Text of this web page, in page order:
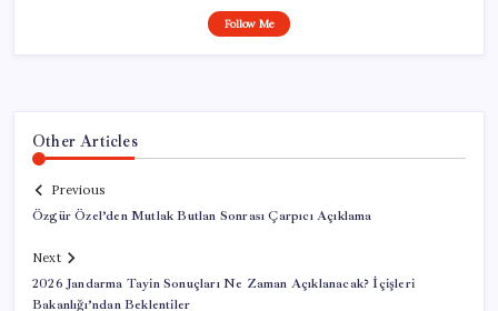
Follow Me
Other Articles
Previous
Özgür Özel’den Mutlak Butlan Sonrası Çarpıcı Açıklama
Next
2026 Jandarma Tayin Sonuçları Ne Zaman Açıklanacak? İçişleri
Bakanlığı’ndan Beklentiler